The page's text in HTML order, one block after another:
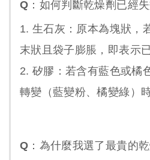
Q：如何判斷乾燥劑已經失
1.生石灰： 原本為塊狀，
末狀且袋子膨脹，即表示已
2.矽膠：若含有藍色或橘
轉變（藍變粉、橘變綠）
Q：為什麼我選了最貴的